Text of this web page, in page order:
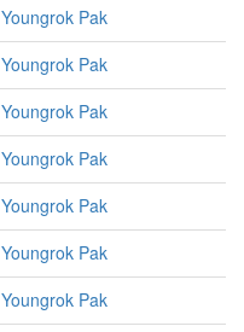
Youngrok Pak
Youngrok Pak
Youngrok Pak
Youngrok Pak
Youngrok Pak
Youngrok Pak
Youngrok Pak